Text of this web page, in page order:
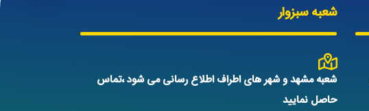
شعبه سبزوار
شعبه مشهد و شهر های اطراف اطلاع رسانی می شود ،تماس
حاصل نمایید